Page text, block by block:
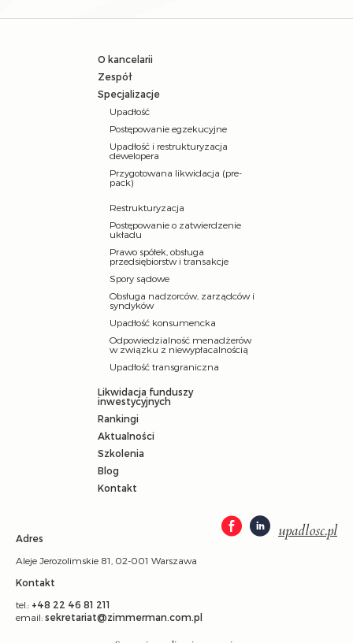
O kancelarii
Zespół
Specjalizacje
Upadłość
Postępowanie egzekucyjne
Upadłość i restrukturyzacja
dewelopera
Przygotowana likwidacja (pre-
pack)
Restrukturyzacja
Postępowanie o zatwierdzenie
układu
Prawo spółek, obsługa
przedsiębiorstw i transakcje
Spory sądowe
Obsługa nadzorców, zarządców i
syndyków
Upadłość konsumencka
Odpowiedzialność menadżerów
w związku z niewypłacalnością
Upadłość transgraniczna
Likwidacja funduszy
inwestycyjnych
Rankingi
Aktualności
Szkolenia
Blog
Kontakt
upadlosc.pl
Adres
Aleje Jerozolimskie 81, 02-001 Warszawa
Kontakt
tel.: +48 22 46 81 211
email: sekretariat@zimmerman.com.pl